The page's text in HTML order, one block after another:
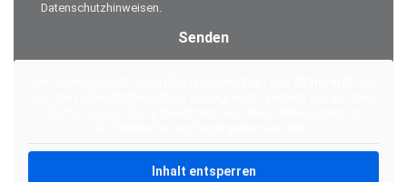
Datenschutzhinweisen.
Inhalt entsperren